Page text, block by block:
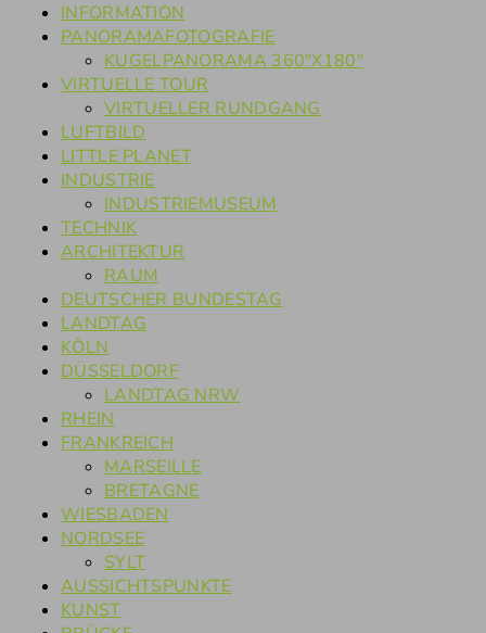
INFORMATION
PANORAMAFOTOGRAFIE
KUGELPANORAMA 360°X180°
VIRTUELLE TOUR
VIRTUELLER RUNDGANG
LUFTBILD
LITTLE PLANET
INDUSTRIE
INDUSTRIEMUSEUM
TECHNIK
ARCHITEKTUR
RAUM
DEUTSCHER BUNDESTAG
LANDTAG
KÖLN
DÜSSELDORF
LANDTAG NRW
RHEIN
FRANKREICH
MARSEILLE
BRETAGNE
WIESBADEN
NORDSEE
SYLT
AUSSICHTSPUNKTE
KUNST